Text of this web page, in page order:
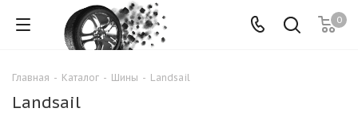
0
Главная - Каталог - Шины - Landsail
Landsail